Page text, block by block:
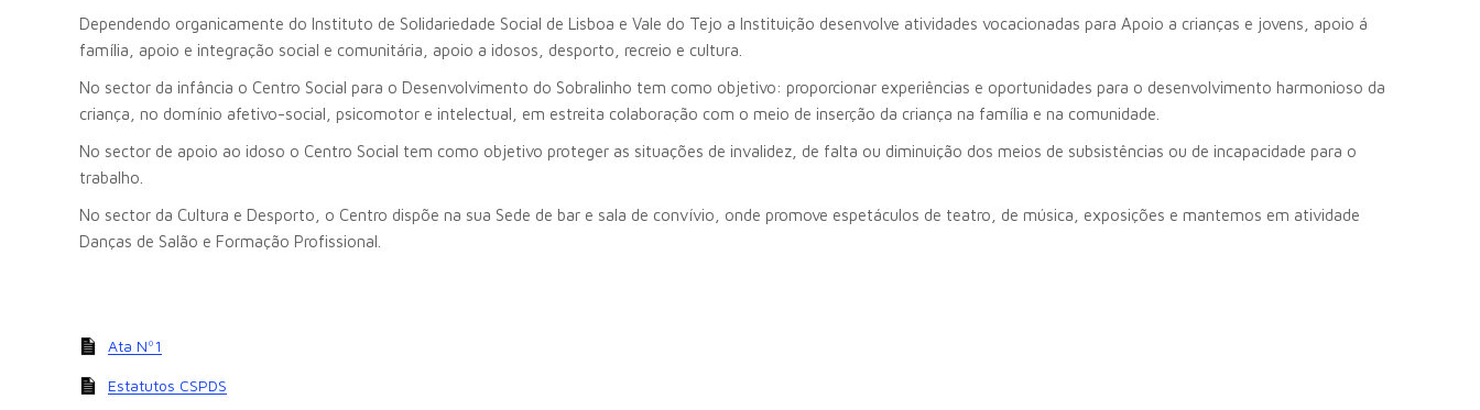
Dependendo organicamente do Instituto de Solidariedade Social de Lisboa e Vale do Tejo a Instituição desenvolve atividades vocacionadas para Apoio a crianças e jovens, apoio á
família, apoio e integração social e comunitária, apoio a idosos, desporto, recreio e cultura.
No sector da infância o Centro Social para o Desenvolvimento do Sobralinho tem como objetivo: proporcionar experiências e oportunidades para o desenvolvimento harmonioso da
criança, no domínio afetivo-social, psicomotor e intelectual, em estreita colaboração com o meio de inserção da criança na família e na comunidade.
No sector de apoio ao idoso o Centro Social tem como objetivo proteger as situações de invalidez, de falta ou diminuição dos meios de subsistências ou de incapacidade para o
trabalho.
No sector da Cultura e Desporto, o Centro dispõe na sua Sede de bar e sala de convívio, onde promove espetáculos de teatro, de música, exposições e mantemos em atividade
Danças de Salão e Formação Profissional.
Ata Nº1
Estatutos CSPDS